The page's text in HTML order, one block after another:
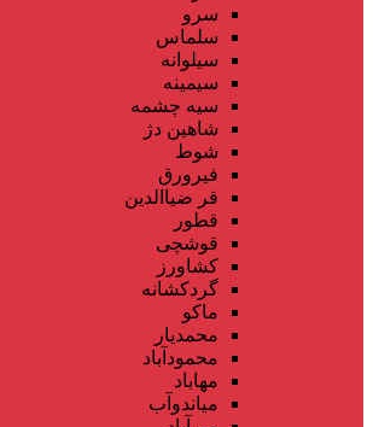
سرو
سلماس
سیلوانه
سیمینه
سیه چشمه
شاهین دژ
شوط
فیرورق
قر ضیاالدین
قطور
قوشچی
کشاورز
گردکشانه
ماکو
محمدیار
محمودآباد
مهاباد
میاندوآب